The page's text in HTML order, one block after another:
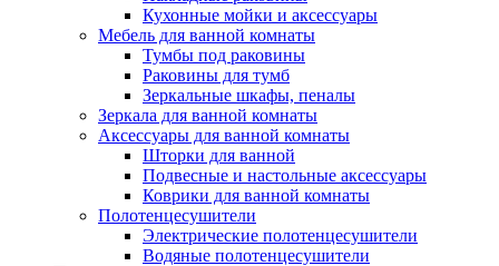
Кухонные мойки и аксессуары
Мебель для ванной комнаты
Тумбы под раковины
Раковины для тумб
Зеркальные шкафы, пеналы
Зеркала для ванной комнаты
Аксессуары для ванной комнаты
Шторки для ванной
Подвесные и настольные аксессуары
Коврики для ванной комнаты
Полотенцесушители
Электрические полотенцесушители
Водяные полотенцесушители